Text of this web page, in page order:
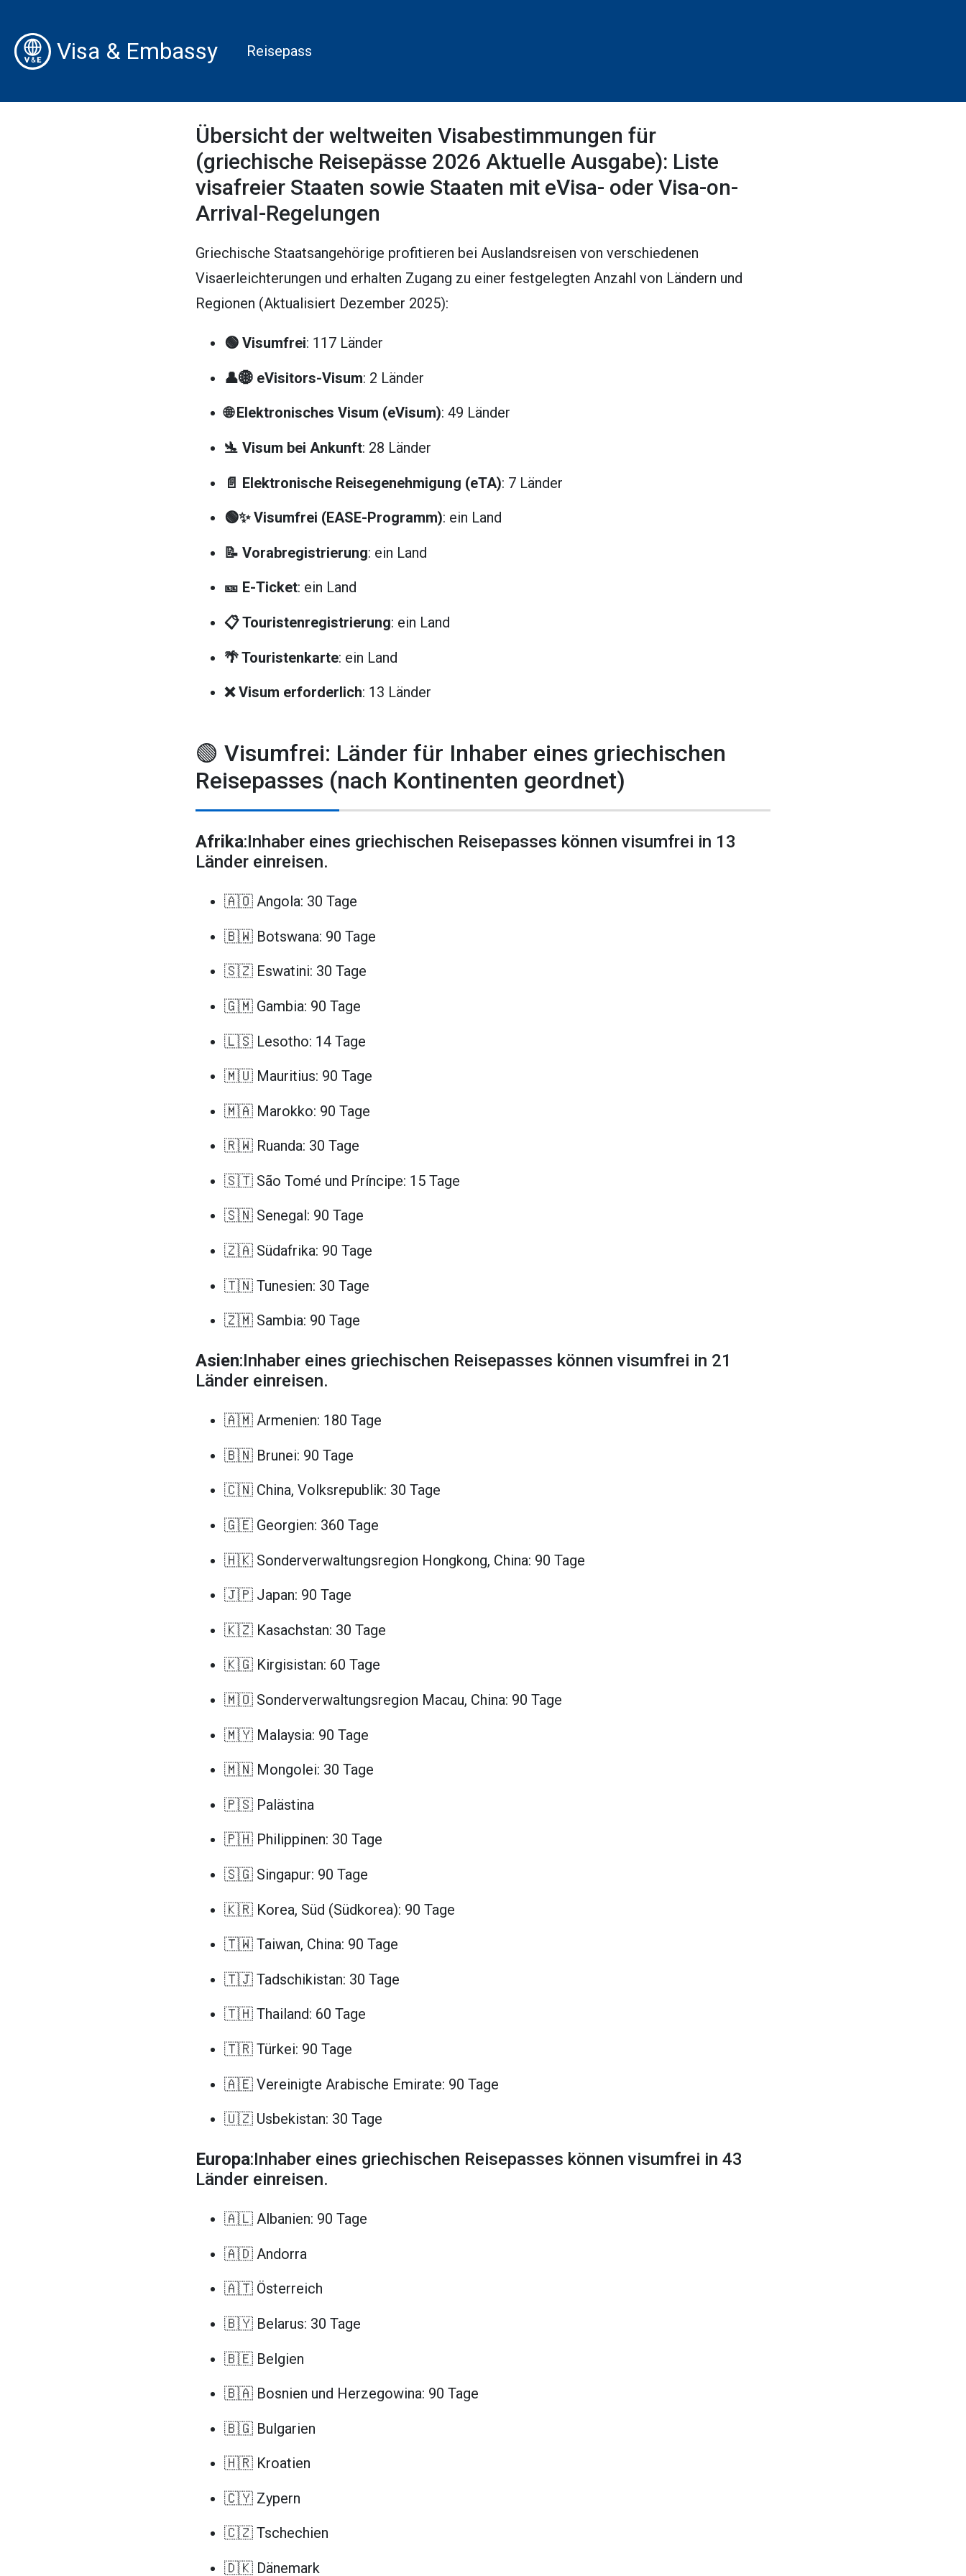
Visa & Embassy Reisepass
Übersicht der weltweiten Visabestimmungen für
(griechische Reisepässe 2026 Aktuelle Ausgabe): Liste
visafreier Staaten sowie Staaten mit eVisa- oder Visa-on-
Arrival-Regelungen
Griechische Staatsangehörige profitieren bei Auslandsreisen von verschiedenen
Visaerleichterungen und erhalten Zugang zu einer festgelegten Anzahl von Ländern und
Regionen (Aktualisiert Dezember 2025):
🟢 Visumfrei: 117 Länder
👤🌐 eVisitors-Visum: 2 Länder
🌐 Elektronisches Visum (eVisum): 49 Länder
🛬 Visum bei Ankunft: 28 Länder
📄 Elektronische Reisegenehmigung (eTA): 7 Länder
🟢✨ Visumfrei (EASE-Programm): ein Land
📝 Vorabregistrierung: ein Land
🎫 E-Ticket: ein Land
📋 Touristenregistrierung: ein Land
🌴 Touristenkarte: ein Land
❌ Visum erforderlich: 13 Länder
🟢 Visumfrei: Länder für Inhaber eines griechischen
Reisepasses (nach Kontinenten geordnet)
Afrika:Inhaber eines griechischen Reisepasses können visumfrei in 13
Länder einreisen.
🇦🇴 Angola: 30 Tage
🇧🇼 Botswana: 90 Tage
🇸🇿 Eswatini: 30 Tage
🇬🇲 Gambia: 90 Tage
🇱🇸 Lesotho: 14 Tage
🇲🇺 Mauritius: 90 Tage
🇲🇦 Marokko: 90 Tage
🇷🇼 Ruanda: 30 Tage
🇸🇹 São Tomé und Príncipe: 15 Tage
🇸🇳 Senegal: 90 Tage
🇿🇦 Südafrika: 90 Tage
🇹🇳 Tunesien: 30 Tage
🇿🇲 Sambia: 90 Tage
Asien:Inhaber eines griechischen Reisepasses können visumfrei in 21
Länder einreisen.
🇦🇲 Armenien: 180 Tage
🇧🇳 Brunei: 90 Tage
🇨🇳 China, Volksrepublik: 30 Tage
🇬🇪 Georgien: 360 Tage
🇭🇰 Sonderverwaltungsregion Hongkong, China: 90 Tage
🇯🇵 Japan: 90 Tage
🇰🇿 Kasachstan: 30 Tage
🇰🇬 Kirgisistan: 60 Tage
🇲🇴 Sonderverwaltungsregion Macau, China: 90 Tage
🇲🇾 Malaysia: 90 Tage
🇲🇳 Mongolei: 30 Tage
🇵🇸 Palästina
🇵🇭 Philippinen: 30 Tage
🇸🇬 Singapur: 90 Tage
🇰🇷 Korea, Süd (Südkorea): 90 Tage
🇹🇼 Taiwan, China: 90 Tage
🇹🇯 Tadschikistan: 30 Tage
🇹🇭 Thailand: 60 Tage
🇹🇷 Türkei: 90 Tage
🇦🇪 Vereinigte Arabische Emirate: 90 Tage
🇺🇿 Usbekistan: 30 Tage
Europa:Inhaber eines griechischen Reisepasses können visumfrei in 43
Länder einreisen.
🇦🇱 Albanien: 90 Tage
🇦🇩 Andorra
🇦🇹 Österreich
🇧🇾 Belarus: 30 Tage
🇧🇪 Belgien
🇧🇦 Bosnien und Herzegowina: 90 Tage
🇧🇬 Bulgarien
🇭🇷 Kroatien
🇨🇾 Zypern
🇨🇿 Tschechien
🇩🇰 Dänemark